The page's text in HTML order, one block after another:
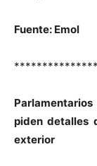
Fuente: Emol
piden detalles
exterior